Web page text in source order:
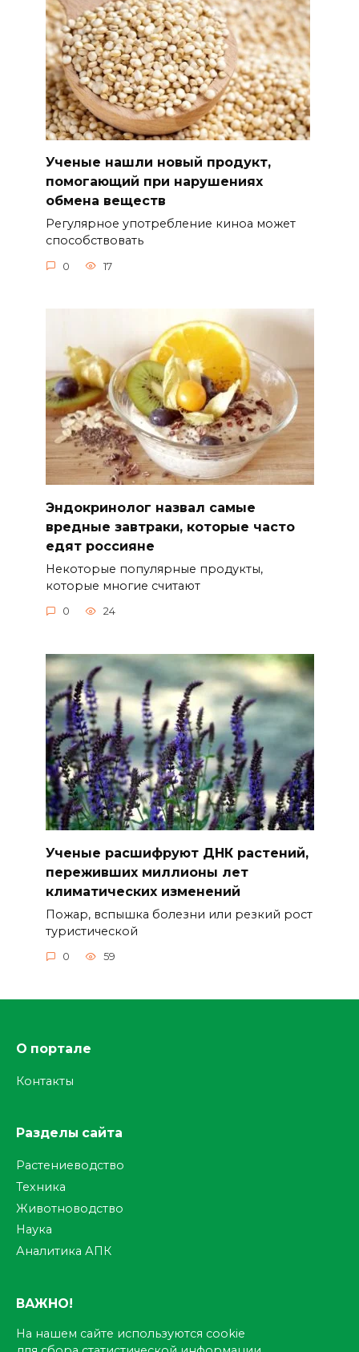
Ученые нашли новый продукт,
помогающий при нарушениях
обмена веществ
Регулярное употребление киноа может
способствовать
0 17
Эндокринолог назвал самые
вредные завтраки, которые часто
едят россияне
Некоторые популярные продукты,
которые многие считают
0 24
Ученые расшифруют ДНК растений,
переживших миллионы лет
климатических изменений
Пожар, вспышка болезни или резкий рост
туристической
0 59
О портале
Контакты
Разделы сайта
Растениеводство
Техника
Животноводство
Наука
Аналитика АПК
ВАЖНО!
На нашем сайте используются cookie